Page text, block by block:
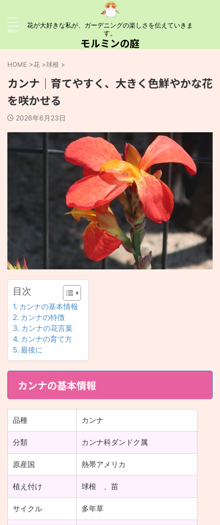
花が大好きな私が、ガーデニングの楽しさを伝えていきま
す。
モルミンの庭
HOME >花 >球根 >
カンナ｜育てやすく、大きく色鮮やかな花
を咲かせる
2026年6月23日
目次
カンナの基本情報
カンナの特徴
カンナの花言葉
カンナの育て方
最後に
カンナの基本情報
品種 カンナ
分類 カンナ科ダンドク属
原産国 熱帯アメリカ
植え付け 球根 、苗
サイクル 多年草